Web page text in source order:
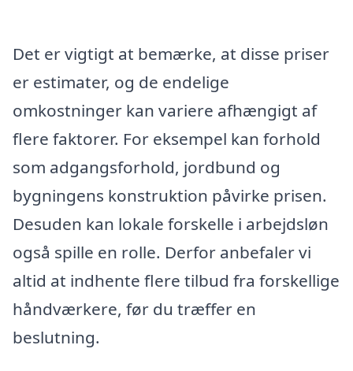
Det er vigtigt at bemærke, at disse priser
er estimater, og de endelige
omkostninger kan variere afhængigt af
flere faktorer. For eksempel kan forhold
som adgangsforhold, jordbund og
bygningens konstruktion påvirke prisen.
Desuden kan lokale forskelle i arbejdsløn
også spille en rolle. Derfor anbefaler vi
altid at indhente flere tilbud fra forskellige
håndværkere, før du træffer en
beslutning.